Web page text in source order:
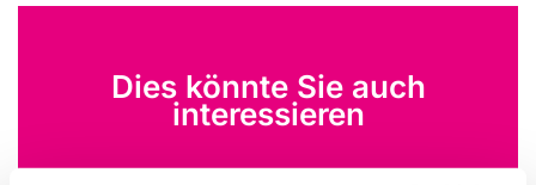
Dies könnte Sie auch
interessieren